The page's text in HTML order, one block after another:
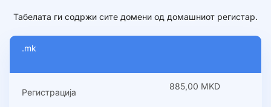
Табелата ги содржи сите домени од домашниот регистар.
.mk
Регистрација
885,00 MKD